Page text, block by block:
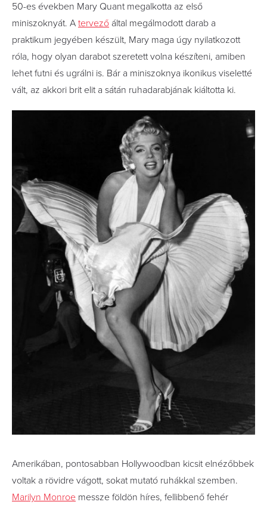
50-es években Mary Quant megalkotta az első
miniszoknyát. A tervező által megálmodott darab a
praktikum jegyében készült, Mary maga úgy nyilatkozott
róla, hogy olyan darabot szeretett volna készíteni, amiben
lehet futni és ugrálni is. Bár a miniszoknya ikonikus viseletté
vált, az akkori brit elit a sátán ruhadarabjának kiáltotta ki.
Amerikában, pontosabban Hollywoodban kicsit elnézőbbek
voltak a rövidre vágott, sokat mutató ruhákkal szemben.
Marilyn Monroe messze földön híres, fellibbenő fehér